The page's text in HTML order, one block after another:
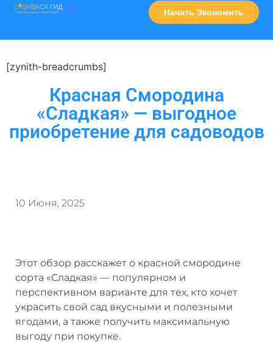
Начать Экономить
[zynith-breadcrumbs]
Красная Смородина
«Сладкая» — выгодное
приобретение для садоводов
10 Июня, 2025
Этот обзор расскажет о красной смородине
сорта «Сладкая» — популярном и
перспективном варианте для тех, кто хочет
украсить свой сад вкусными и полезными
ягодами, а также получить максимальную
выгоду при покупке.